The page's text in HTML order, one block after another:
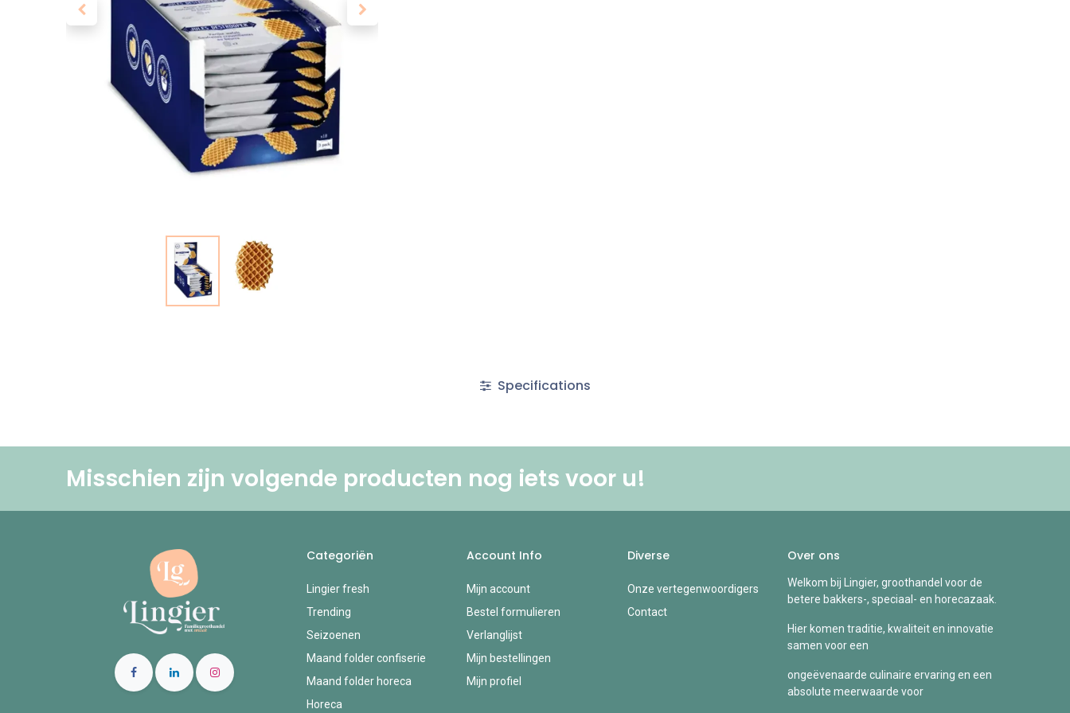
Specifications
Misschien zijn volgende producten nog iets voor u! ​
Categoriën
Lingier fresh
Trending
Seizoenen
Maand folder confiserie
Maand folder horeca
Horeca
Account Info
Mijn account
Bestel formulieren
Verlanglijst
Mijn bestellingen
Mijn profiel
Diverse
Onze vertegenwoordigers
Contact
Over ons
Welkom bij Lingier, groothandel voor de
betere bakkers-, speciaal- en horecazaak.
Hier komen traditie, kwaliteit en innovatie
samen voor een
ongeëvenaarde culinaire ervaring en een
absolute meerwaarde voor